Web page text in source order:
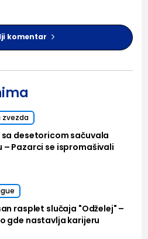
komentar
zvezda
sa desetoricom sačuvala
– Pazarci se ispromašivali
rasplet slučaja "Odželej" –
gde nastavlja karijeru